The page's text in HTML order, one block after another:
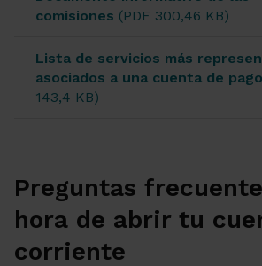
comisiones (PDF 300,46 KB)
Lista de servicios más
asociados a una cuenta de pago
143,4 KB)
Preguntas
hora de abrir tu
corriente